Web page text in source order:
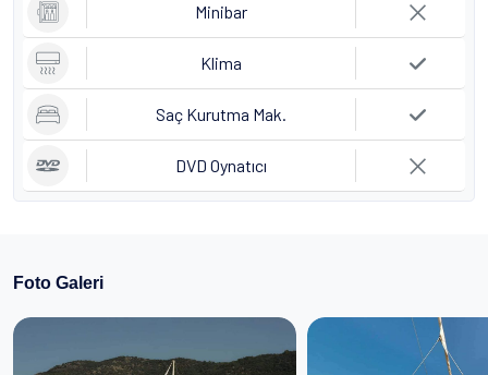
Minibar
Klima
Saç Kurutma Mak.
DVD Oynatıcı
Foto Galeri